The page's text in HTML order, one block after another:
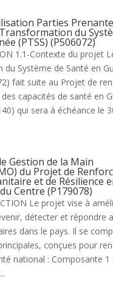
Parties
du
(PTSS) (P506072)
1.1-Contexte du projet
Système de Santé en
fait suite au Projet de
capacités de santé en
qui sera à échéance le
Gestion de la Main
du Projet de
et de Résilience
Centre (P179078)
Le projet vise à
détecter et répondre
dans le pays. Il se
conçues pour
national : Composante 1 :